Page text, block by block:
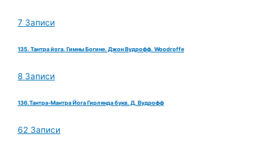
7 Записи
135. Тантра йога. Гимны Богине. Джон Вудрофф. Woodroffe
8 Записи
136.Тантра-Мантра Йога Гирлянда букв. Д. Вудрофф
62 Записи